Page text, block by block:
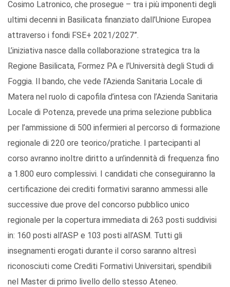
Cosimo Latronico, che prosegue – tra i più imponenti degli
ultimi decenni in Basilicata finanziato dall’Unione Europea
attraverso i fondi FSE+ 2021/2027”.
L’iniziativa nasce dalla collaborazione strategica tra la
Regione Basilicata, Formez PA e l’Università degli Studi di
Foggia. Il bando, che vede l’Azienda Sanitaria Locale di
Matera nel ruolo di capofila d’intesa con l’Azienda Sanitaria
Locale di Potenza, prevede una prima selezione pubblica
per l’ammissione di 500 infermieri al percorso di formazione
regionale di 220 ore teorico/pratiche. I partecipanti al
corso avranno inoltre diritto a un’indennità di frequenza fino
a 1.800 euro complessivi. I candidati che conseguiranno la
certificazione dei crediti formativi saranno ammessi alle
successive due prove del concorso pubblico unico
regionale per la copertura immediata di 263 posti suddivisi
in: 160 posti all’ASP e 103 posti all’ASM. Tutti gli
insegnamenti erogati durante il corso saranno altresì
riconosciuti come Crediti Formativi Universitari, spendibili
nel Master di primo livello dello stesso Ateneo.